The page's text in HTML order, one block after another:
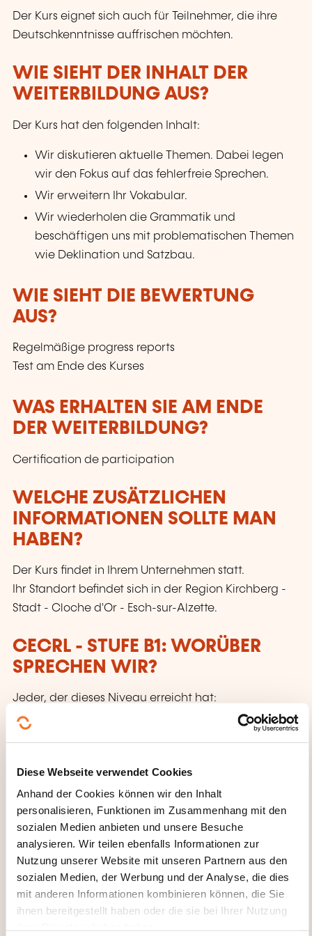
Diese Webseite verwendet Cookies
Anhand der Cookies können wir den Inhalt
personalisieren, Funktionen im Zusammenhang mit den
sozialen Medien anbieten und unsere Besuche
analysieren. Wir teilen ebenfalls Informationen zur
Nutzung unserer Website mit unseren Partnern aus den
sozialen Medien, der Werbung und der Analyse, die dies
mit anderen Informationen kombinieren können, die Sie
ihnen bereitgestellt haben oder die sie bei Ihrer Nutzung
Der Kurs eignet sich auch für Teilnehmer, die ihre
Deutschkenntnisse auffrischen möchten.
WIE SIEHT DER INHALT DER
WEITERBILDUNG AUS?
Der Kurs hat den folgenden Inhalt:
Wir diskutieren aktuelle Themen. Dabei legen
wir den Fokus auf das fehlerfreie Sprechen.
Wir erweitern Ihr Vokabular.
Wir wiederholen die Grammatik und
beschäftigen uns mit problematischen Themen
wie Deklination und Satzbau.
WIE SIEHT DIE BEWERTUNG
AUS?
Regelmäßige progress reports
Test am Ende des Kurses
WAS ERHALTEN SIE AM ENDE
DER WEITERBILDUNG?
Certification de participation
WELCHE ZUSÄTZLICHEN
INFORMATIONEN SOLLTE MAN
HABEN?
Der Kurs findet in Ihrem Unternehmen statt.
Ihr Standort befindet sich in der Region Kirchberg -
Stadt - Cloche d'Or - Esch-sur-Alzette.
CECRL - STUFE B1: WORÜBER
SPRECHEN WIR?
Jeder, der dieses Niveau erreicht hat:
Kann die Hauptpunkte verstehen, wenn klare
um vertraute Dinge aus Arbeit, Schule, Freizeit
Kann die meisten Situationen bewältigen,
denen man auf Reisen im Sprachgebiet
begegnet. Kann sich einfach und
zusammenhängend über vertraute
Themen und persönliche Interessengebiete